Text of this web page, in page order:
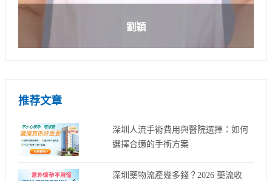
劉穎
推荐文章
深圳人流手術費用與醫院選擇：如何
選擇合適的手術方案
深圳藥物流產幾多錢？2026 藥流收